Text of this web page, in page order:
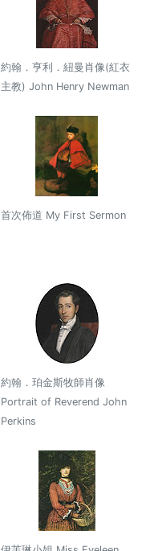
約翰．亨利．紐曼肖像(紅衣
主教) John Henry Newman
首次佈道 My First Sermon
約翰．珀金斯牧師肖像
Portrait of Reverend John
Perkins